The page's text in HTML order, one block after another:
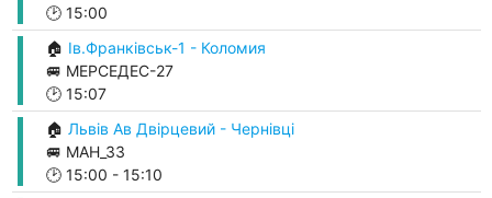
🕑 15:00
🏠 Ів.Франківськ-1 - Коломия
🚐 МЕРСЕДЕС-27
🕑 15:07
🏠 Львів Ав Двірцевий - Чернівці
🚐 МАН_33
🕑 15:00 - 15:10